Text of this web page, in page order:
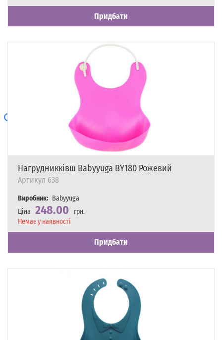
Придбати
Нагрудникківш Babyyuga BY180 Рожевий
Артикул 638
Виробник: Babyyuga
Ціна 248.00
грн.
Наявність
Немає у наявності
Придбати